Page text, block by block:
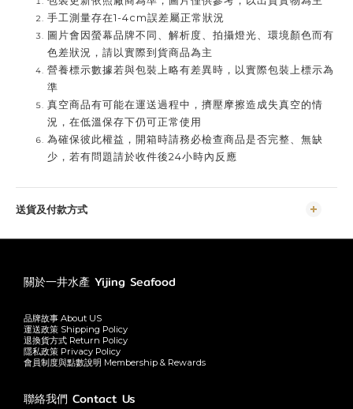
手工測量存在1-4cm誤差屬正常狀況
圖片會因螢幕品牌不同、解析度、拍攝燈光、環境顏色而有
色差狀況，請以實際到貨商品為主
營養標示數據若與包裝上略有差異時，以實際包裝上標示為
準
真空商品有可能在運送過程中，擠壓摩擦造成失真空的情
況，在低溫保存下仍可正常使用
為確保彼此權益，開箱時請務必檢查商品是否完整、無缺
少，若有問題請於收件後24小時內反應
送貨及付款方式
關於一井水產 Yijing Seafood
品牌故事 About US
運送政策 Shipping Policy
退換貨方式 Return Policy
隱私政策 Privacy Policy
會員制度與點數說明 Membership & Rewards
聯絡我們 Contact Us